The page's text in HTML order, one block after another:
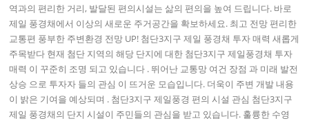
역과의 편리한 거리, 발달된 편의시설는 삶의 편의을 높여 드립니다. 바로
제일 풍경채에서 이상의 새로운 주거공간을 확보하세요. 최고 전망 편리한
교통편 풍부한 주변환경 전망 UP! 첨단3지구 제일 풍경채 투자 매력 새롭게
주목받다 현재 첨단 지역의 해당 단지에 대한 첨단3지구 제일풍경채 투자
매력 이 꾸준히 조명 되고 있습니다 . 뛰어난 교통망 여건 장점 과 미래 발전
상승 으로 투자자 들의 관심 이 뜨거운 모습입니다. 더욱이 주변 개발 내용
이 밝은 기여을 예상되며 . 첨단3지구 제일풍경 편의 시설 관심 첨단3지구
제일 풍경채의 단지 시설이 주민들의 관심을 받고 있습니다. 훌륭한 수영